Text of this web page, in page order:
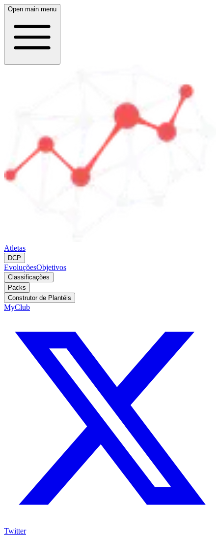
Open main menu
Atletas
DCP
EvoluçõesObjetivos
Classificações
Packs
Construtor de Plantéis
MyClub
Twitter